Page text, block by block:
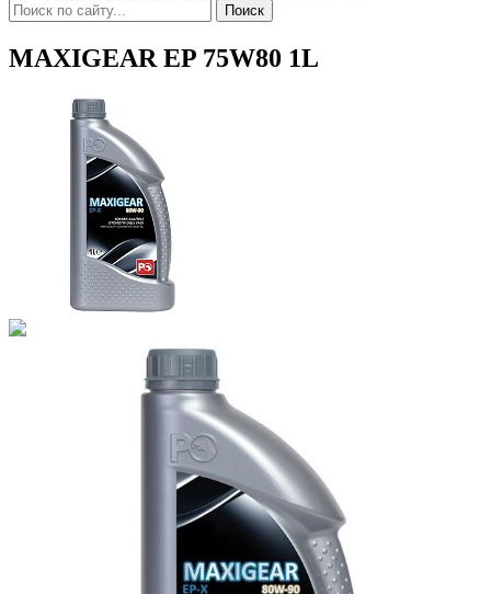
MAXIGEAR EP 75W80 1L